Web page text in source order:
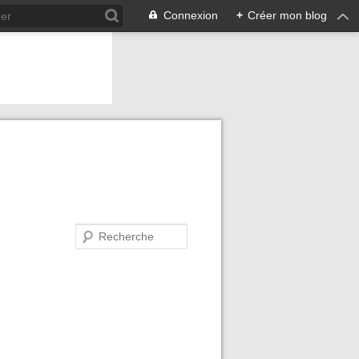
Connexion + Créer mon blog